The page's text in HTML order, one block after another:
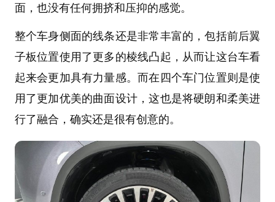
面，也没有任何拥挤和压抑的感觉。
整个车身侧面的线条还是非常丰富的，包括前后翼
子板位置使用了更多的棱线凸起，从而让这台车看
起来会更加具有力量感。而在四个车门位置则是使
用了更加优美的曲面设计，这也是将硬朗和柔美进
行了融合，确实还是很有创意的。